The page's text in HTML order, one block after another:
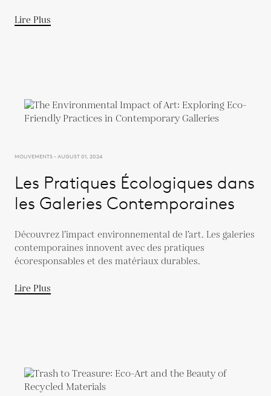
Lire Plus
MOUVEMENTS - AUGUST 01, 2024
Les Pratiques Écologiques dans
les Galeries Contemporaines
Découvrez l’impact environnemental de l’art. Les galeries
contemporaines innovent avec des pratiques
écoresponsables et des matériaux durables.
Lire Plus